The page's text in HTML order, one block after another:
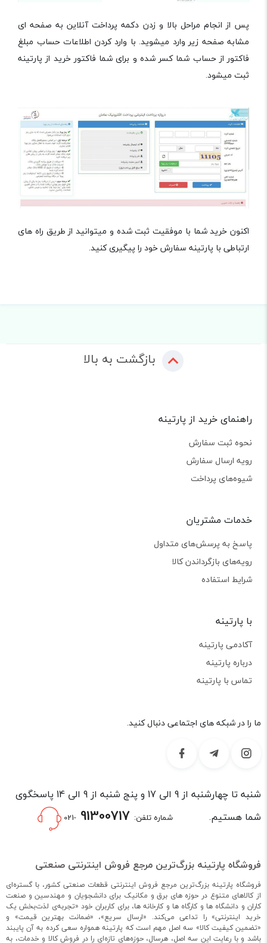
پس از انجام مراحل بالا و زدن دکمه پرداخت آنلاین به صفحه ای
مشابه صفحه زیر وارد میشوید. با وارد کردن اطلاعات حساب مبلغ
فاکتور از حساب شما کسر شده و برای شما فاکتور خرید از پارتینه
ثبت میشود.
اکنون خرید شما با موفقیت ثبت شده و میتوانید از طریق راه های
ارتباطی با پارتینه سفارش خود را پیگیری کنید.
بازگشت به بالا
راهنمای خرید از پارتینه
نحوه ثبت سفارش
رویه ارسال سفارش
شیوه‌های پرداخت
خدمات مشتریان
پاسخ به پرسش‌های متداول
رویه‌های بازگرداندن کالا
شرایط استفاده
با پارتینه
آکادمی پارتینه
درباره پارتینه
تماس با پارتینه
ما را در شبکه های اجتماعی دنبال کنید.
شنبه تا چهارشنبه از 9 الی 17 و پنج شنبه از 9 الی 14 پاسخگوی
شما هستیم.
شماره تلفن: -021
فروشگاه پارتینه بزرگ‌ترین مرجع فروش اینترنتی صنعتی
فروشگاه پارتینه بزرگ‌ترین مرجع فروش اینترنتی قطعات صنعتی کشور، با گستره‌ای
از کالاهای متنوع در حوزه های برق و مکانیک برای دانشجویان و مهندسین و صنعت
کاران و دانشگاه ها و کارگاه ها و کارخانه ها، برای کاربران خود «تجربه‌ی لذت‌بخش یک
خرید اینترنتی» را تداعی می‌کند. «ارسال سریع»، «ضمانت بهترین قیمت» و
«تضمین کیفیت کالا» سه اصل مهم است که پارتینه همواره سعی کرده به آن پایبند
باشد و با رعایت این سه اصل، هرسال، حوزه‌های تازه‌ای را در فروش کالا و خدمات، به